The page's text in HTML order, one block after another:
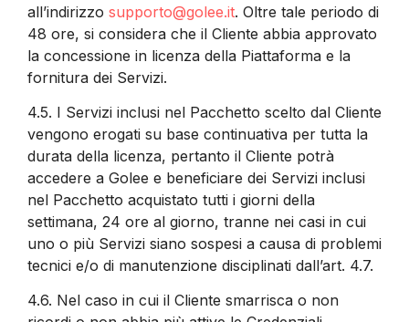
all’indirizzo supporto@golee.it. Oltre tale periodo di
48 ore, si considera che il Cliente abbia approvato
la concessione in licenza della Piattaforma e la
fornitura dei Servizi.
4.5. I Servizi inclusi nel Pacchetto scelto dal Cliente
vengono erogati su base continuativa per tutta la
durata della licenza, pertanto il Cliente potrà
accedere a Golee e beneficiare dei Servizi inclusi
nel Pacchetto acquistato tutti i giorni della
settimana, 24 ore al giorno, tranne nei casi in cui
uno o più Servizi siano sospesi a causa di problemi
tecnici e/o di manutenzione disciplinati dall’art. 4.7.
4.6. Nel caso in cui il Cliente smarrisca o non